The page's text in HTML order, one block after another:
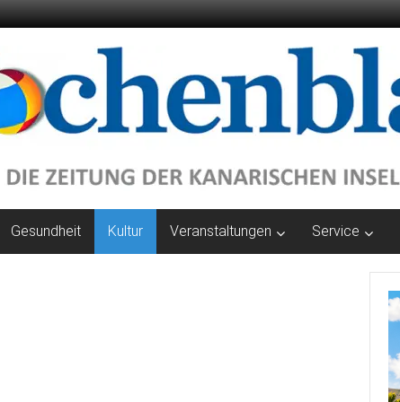
Gesundheit Kultur Veranstaltungen Service